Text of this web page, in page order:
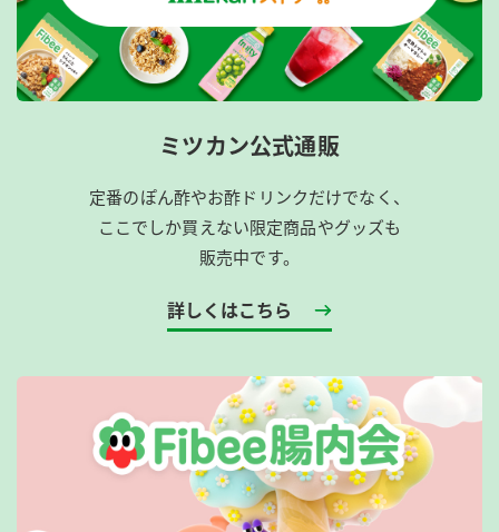
ミツカン公式通販
定番のぽん酢やお酢ドリンクだけでなく、
ここでしか買えない限定商品やグッズも
販売中です。
詳しくはこちら